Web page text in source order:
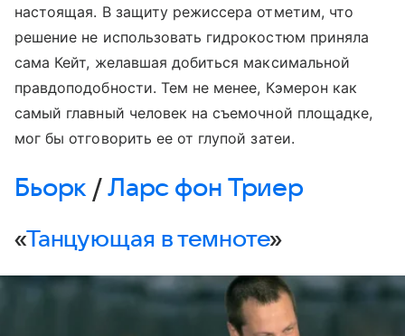
настоящая. В защиту режиссера отметим, что
решение не использовать гидрокостюм приняла
сама Кейт, желавшая добиться максимальной
правдоподобности. Тем не менее, Кэмерон как
самый главный человек на съемочной площадке,
мог бы отговорить ее от глупой затеи.
Бьорк/ Ларс фон Триер
«Танцующая в темноте»